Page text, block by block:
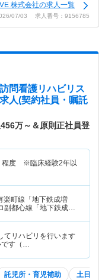
株式会社の求人一覧
07/03 求人番号：9156785
問看護リハビリス
人(契約社員・嘱託
万～＆原則正社員登
程度 ※臨床経験2年以
楽町線「地下鉄成増
副都心線「地下鉄成増
てリハビリを行います
です（…
託児所・育児補助 土日祝休